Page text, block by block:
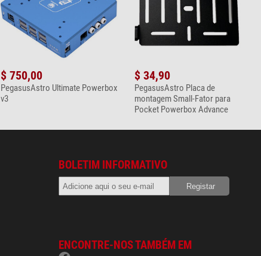
$ 750,00
PegasusAstro Ultimate Powerbox
v3
$ 34,90
PegasusAstro Placa de
montagem Small-Fator para
Pocket Powerbox Advance
BOLETIM INFORMATIVO
ENCONTRE-NOS TAMBÉM EM